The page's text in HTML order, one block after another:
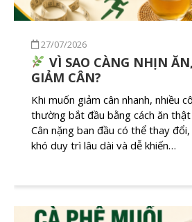
27/07/2026
VÌ SAO CÀNG NHỊN
GIẢM CÂN?
Khi muốn giảm cân nhanh, nhiều
thường bắt đầu bằng cách ăn
Cân nặng ban đầu có thể thay
khó duy trì lâu dài và dễ khiến…